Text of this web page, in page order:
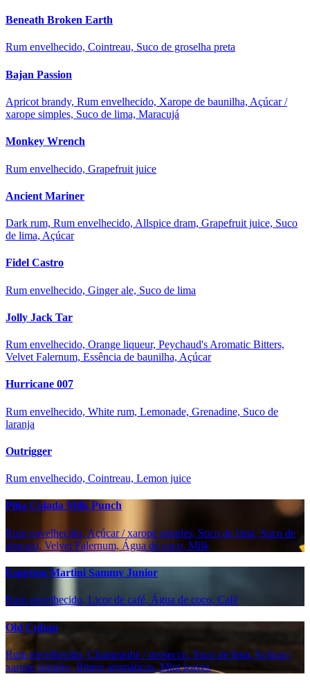
Beneath Broken Earth
Rum envelhecido, Cointreau, Suco de groselha preta
Bajan Passion
Apricot brandy, Rum envelhecido, Xarope de baunilha, Açúcar /
xarope simples, Suco de lima, Maracujá
Monkey Wrench
Rum envelhecido, Grapefruit juice
Ancient Mariner
Dark rum, Rum envelhecido, Allspice dram, Grapefruit juice, Suco
de lima, Açúcar
Fidel Castro
Rum envelhecido, Ginger ale, Suco de lima
Jolly Jack Tar
Rum envelhecido, Orange liqueur, Peychaud's Aromatic Bitters,
Velvet Falernum, Essência de baunilha, Açúcar
Hurricane 007
Rum envelhecido, White rum, Lemonade, Grenadine, Suco de
laranja
Outrigger
Rum envelhecido, Cointreau, Lemon juice
Piña Colada Milk Punch
Rum envelhecido, Açúcar / xarope simples, Suco de lima, Suco de
abacaxi, Velvet Falernum, Água de coco, Milk
Espresso Martini Sammy Junior
Rum envelhecido, Licor de café, Água de coco, Café
Old Cuban
Rum envelhecido, Champanhe / prosecco, Suco de lima, Açúcar /
xarope simples, Bitters aromáticos, Mint leaves